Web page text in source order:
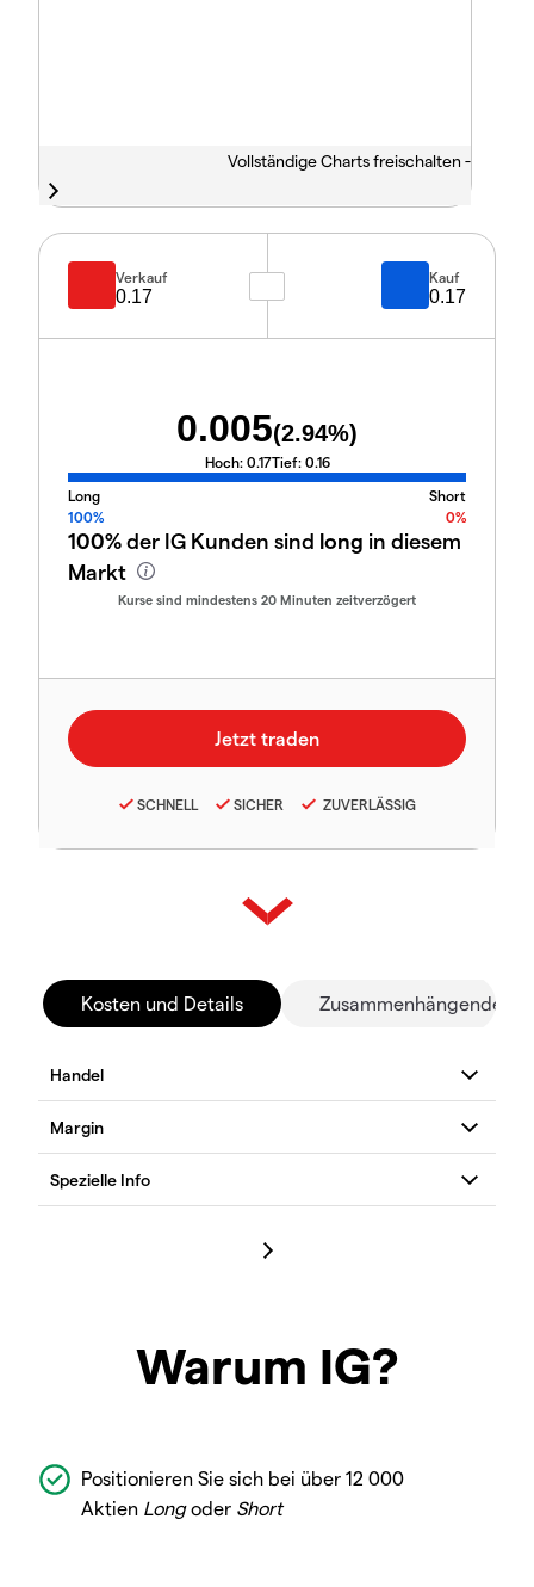
Vollständige Charts freischalten -
Verkauf
0.17
Kauf
0.17
0.005(2.94%)
Hoch: 0.17Tief: 0.16
Long
Short
100%
0%
100%der IG Kunden sind long in diesem
Markt
Kurse sind mindestens 20 Minuten zeitverzögert
SCHNELL SICHER ZUVERLÄSSIG
Kosten und Details Zusammenhängende
Warum IG?
Positionieren Sie sich bei über 12 000
Aktien Longoder Short